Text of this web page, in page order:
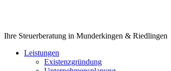
Close
Ihre Steuerberatung in Munderkingen & Riedlingen
Leistungen
Existenzgründung